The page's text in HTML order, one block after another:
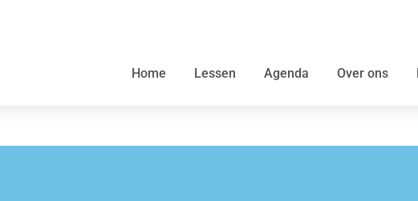
Home Lessen Agenda Over ons